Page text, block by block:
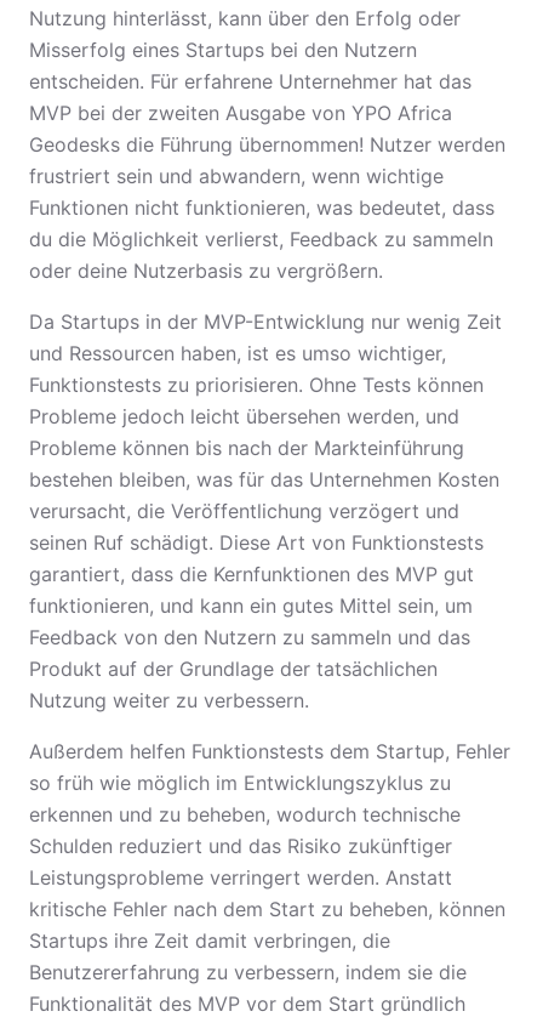
Nutzung hinterlässt, kann über den Erfolg oder
Misserfolg eines Startups bei den Nutzern
entscheiden. Für erfahrene Unternehmer hat das
MVP bei der zweiten Ausgabe von YPO Africa
Geodesks die Führung übernommen! Nutzer werden
frustriert sein und abwandern, wenn wichtige
Funktionen nicht funktionieren, was bedeutet, dass
du die Möglichkeit verlierst, Feedback zu sammeln
oder deine Nutzerbasis zu vergrößern.
Da Startups in der MVP-Entwicklung nur wenig Zeit
und Ressourcen haben, ist es umso wichtiger,
Funktionstests zu priorisieren. Ohne Tests können
Probleme jedoch leicht übersehen werden, und
Probleme können bis nach der Markteinführung
bestehen bleiben, was für das Unternehmen Kosten
verursacht, die Veröffentlichung verzögert und
seinen Ruf schädigt. Diese Art von Funktionstests
garantiert, dass die Kernfunktionen des MVP gut
funktionieren, und kann ein gutes Mittel sein, um
Feedback von den Nutzern zu sammeln und das
Produkt auf der Grundlage der tatsächlichen
Nutzung weiter zu verbessern.
Außerdem helfen Funktionstests dem Startup, Fehler
so früh wie möglich im Entwicklungszyklus zu
erkennen und zu beheben, wodurch technische
Schulden reduziert und das Risiko zukünftiger
Leistungsprobleme verringert werden. Anstatt
kritische Fehler nach dem Start zu beheben, können
Startups ihre Zeit damit verbringen, die
Benutzererfahrung zu verbessern, indem sie die
Funktionalität des MVP vor dem Start gründlich